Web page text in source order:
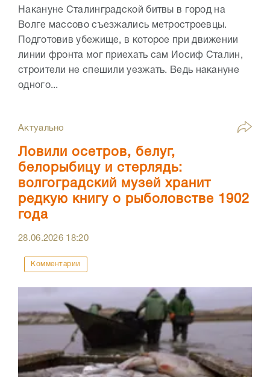
Накануне Сталинградской битвы в город на
Волге массово съезжались метростроевцы.
Подготовив убежище, в которое при движении
линии фронта мог приехать сам Иосиф Сталин,
строители не спешили уезжать. Ведь накануне
одного...
Актуально
Ловили осетров, белуг,
белорыбицу и стерлядь:
волгоградский музей хранит
редкую книгу о рыболовстве 1902
года
28.06.2026 18:20
Комментарии